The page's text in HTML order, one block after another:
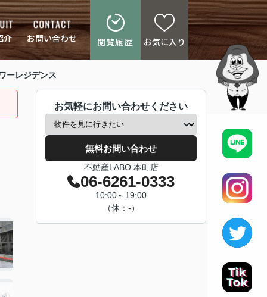
介 お問い合わせ 閲覧履歴 お気に入り
ーレジデンス
お気軽にお問い合わせください
無料お問い合わせ
不動産LABO 本町店
06-6261-0333
10:00～19:00
（休：-）